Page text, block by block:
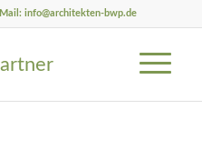
Mail: info@architekten-bwp.de